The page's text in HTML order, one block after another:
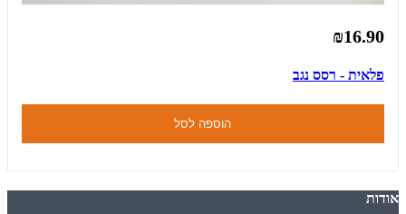
₪16.90
פלאית - רסס נגב
הוספה לסל
אודות